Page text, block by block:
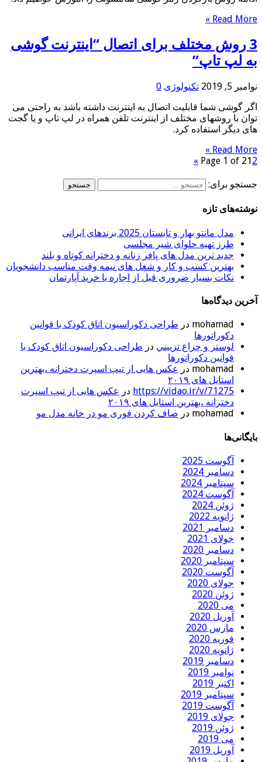
Read More »
3 روش مختلف برای اتصال “اینترنت گوشی
به لپ تاپ”
نوامبر 5, 2019 تکنولوژی 0
اگر گوشی شما قابلیت اتصال به اینترنت داشته باشد به راحتی می
توان با روشهای مختلف از اینترنت تلفن همراه در لپ تاپ و یا گجت
های دیگر استفاده کرد.
Read More »
Page 1 of 212
»
جستجو برای:
نوشته‌های تازه
مدل مانتو بهار و تابستان 2025 برندهای ایرانی
طرز تهیه حلوای شیر مجلسی
جدید ترین مدل های پافر زنانه و دخترانه کوتاه و بلند
بهترین کسب و کار و شغل های نیمه وقت مناسب دانشجویان
نکات بسیار ضروری قبل از اجاره یا خرید آپارتمان
آخرین دیدگاه‌ها
mohamad در طراحی دکوراسیون اتاق کودک با قوانین
دکوراتورها
لوستر و چراغ تزييني در طراحی دکوراسیون اتاق کودک با
قوانین دکوراتورها
mohamad در عکس هایی از تیپ اسپرت دخترانه ،بهترین
استایل های ۲۰۱۹
https://vidao.ir/v/71275 در عکس هایی از تیپ اسپرت
دخترانه ،بهترین استایل های ۲۰۱۹
mohamad در صاف کردن فوری مو در خانه مدل مو
بایگانی‌ها
آگوست 2025
دسامبر 2024
سپتامبر 2024
آگوست 2024
ژوئن 2024
ژانویه 2022
دسامبر 2021
جولای 2021
دسامبر 2020
سپتامبر 2020
آگوست 2020
جولای 2020
ژوئن 2020
می 2020
آوریل 2020
مارس 2020
فوریه 2020
ژانویه 2020
دسامبر 2019
نوامبر 2019
اکتبر 2019
سپتامبر 2019
آگوست 2019
جولای 2019
ژوئن 2019
می 2019
آوریل 2019